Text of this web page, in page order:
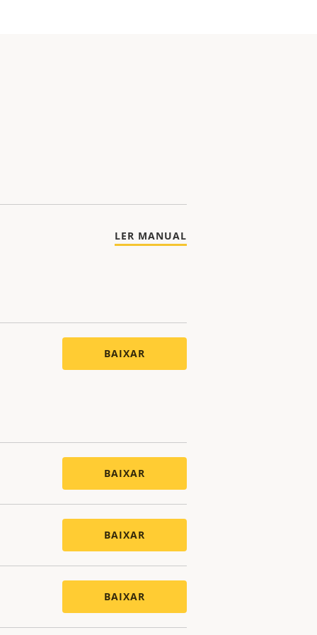
LER MANUAL
BAIXAR
BAIXAR
BAIXAR
BAIXAR